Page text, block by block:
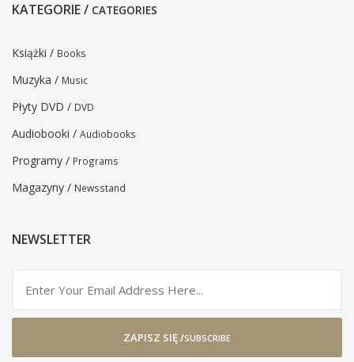
KATEGORIE / CATEGORIES
Książki / Books
Muzyka / Music
Płyty DVD / DVD
Audiobooki / Audiobooks
Programy / Programs
Magazyny / Newsstand
NEWSLETTER
ZAPISZ SIĘ /SUBSCRIBE